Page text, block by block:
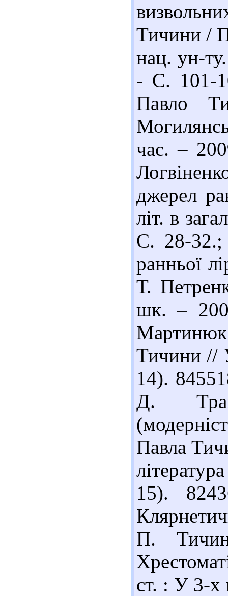
Тичини /
нац. ун-
- С. 101-
Павло
час. –
джерел
літ. в
С. 28-
ранньої
Т.
шк. –
Мартинюк
Тичини //
14).
Д.
Павла
15).
П.
ст. : У 3-